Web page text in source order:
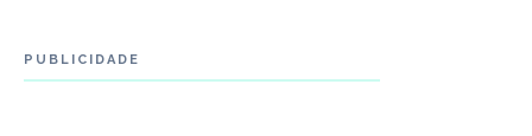
PUBLICIDADE